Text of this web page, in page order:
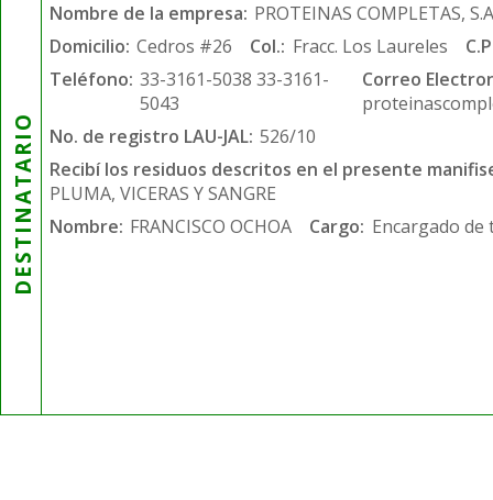
DESTINATARIO
Nombre de la empresa: PROTEINAS COMPLETAS,
Domicilio: Cedros #26 Col.: Fracc. Los Laureles
Teléfono: 33-3161-5038 33-3161-
5043
Correo
No. de registro LAU-JAL: 526/10
Recibí los residuos descritos en el presente
PLUMA, VICERAS Y SANGRE
Nombre: FRANCISCO OCHOA Cargo: Encargado de